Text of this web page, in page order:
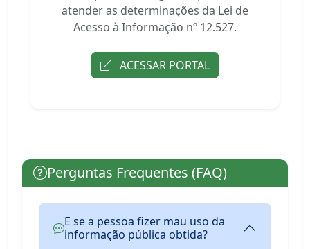
atender as determinações da Lei de
Acesso à Informação nº 12.527.
ACESSAR PORTAL
Perguntas Frequentes (FAQ)
E se a pessoa fizer mau uso da
informação pública obtida?